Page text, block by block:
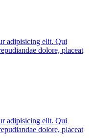
adipisicing elit. Qui
dolore, placeat
adipisicing elit. Qui
dolore, placeat